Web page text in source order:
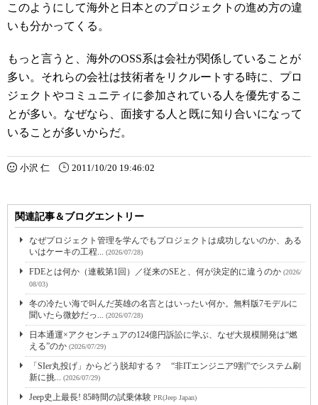
このようにして海外と日本とのプロジェクトの進め方の違
いも分かってくる。
もっと言うと、海外のOSS系は会社が関係していることが
多い。それらの会社は技術者をリクルートする時に、プロ
ジェクトやコミュニティに参加されている人を優先するこ
とが多い。なぜなら、面接する人と既に知り合いになって
いることが多いからだ。
小沢 仁 2011/10/20 19:46:02
関連記事＆ブログエントリー
なぜプロジェクト管理を学んでもプロジェクトは成功しないのか、ある
いはケーキの工程... (2026/07/28)
FDEとは何か（連載第1回）／従来のSEと、何が決定的に違うのか (2026/
08/03)
冬の冷たい海で叫んだ英雄の名言とはいったい何か。無料版7モデルに
聞いたら微妙だっ... (2026/07/28)
日本通運×アクセンチュアの124億円訴訟に学ぶ、なぜ大規模開発は“燃
える”のか (2026/07/29)
「SIer丸投げ」からどう脱却する？ “非ITエンジニア9割”でシステム刷
新に挑... (2026/07/29)
Jeep史上最長! 85時間の試乗体験 PR(Jeep Japan)